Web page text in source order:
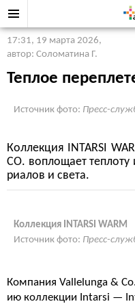
17:31, 19 марта 2026,
автор: Соломатина Г.
Теплое
Источник фото: Пресс-
Коллекция INTARSI
CO. воплощает
риалов и света.
Коллекция INTARSI WARM
Источник фото: Пресс-
Компания Vallelunga &
ию коллекции Intarsi —